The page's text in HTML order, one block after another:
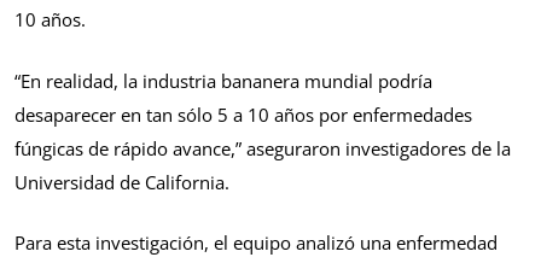
10 años.
“En realidad, la industria bananera mundial podría
desaparecer en tan sólo 5 a 10 años por enfermedades
fúngicas de rápido avance,” aseguraron investigadores de la
Universidad de California.
Para esta investigación, el equipo analizó una enfermedad